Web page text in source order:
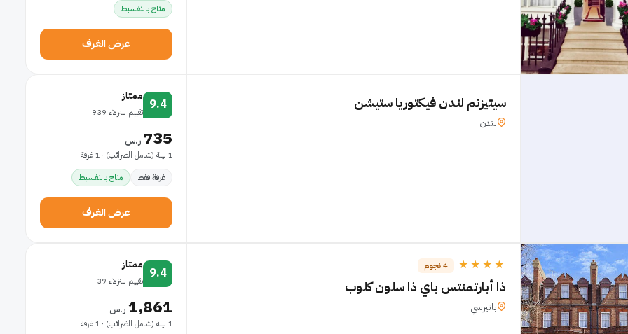
متاح بالتقسيط
عرض الغرف
سيتيزنم لندن فيكتوريا ستيشن
لندن
9.4
ممتاز
تقييم للنزلاء 939
735 ر.س
1 ليلة (شامل الضرائب) · 1 غرفة
غرفة فقط
متاح بالتقسيط
عرض الغرف
★★★★ 4 نجوم
ذا أبارتمنتس باي ذا سلون كلوب
باتيرسي
9.4
ممتاز
تقييم للنزلاء 39
1,861 ر.س
1 ليلة (شامل الضرائب) · 1 غرفة